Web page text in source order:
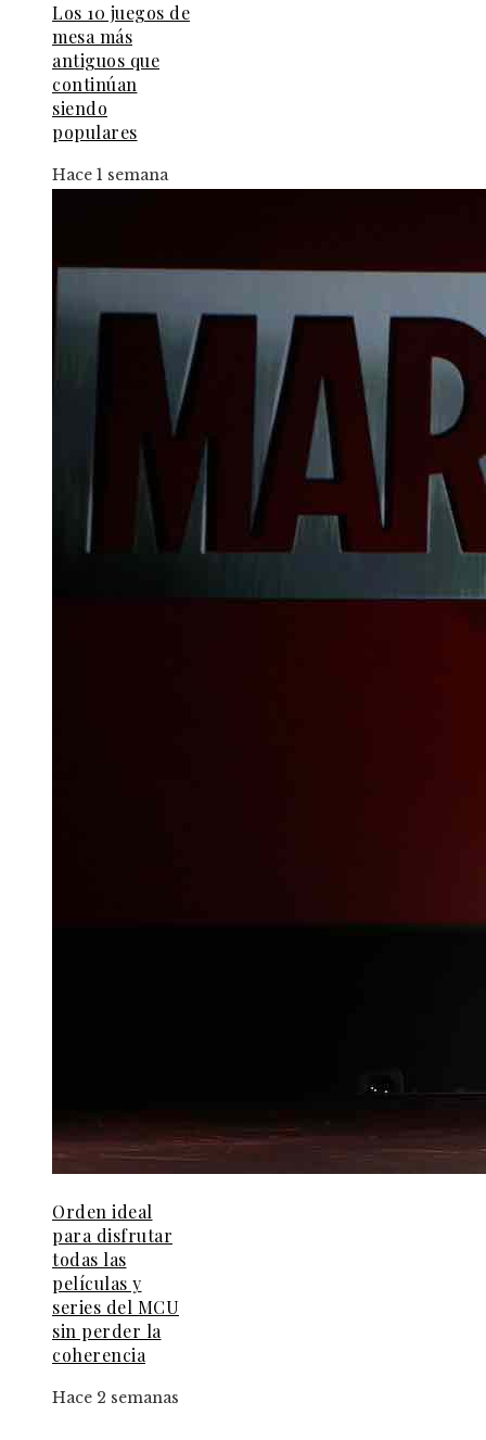
Los 10 juegos de
mesa más
antiguos que
continúan
siendo
populares
Hace 1 semana
Orden ideal
para disfrutar
todas las
películas y
series del MCU
sin perder la
coherencia
Hace 2 semanas